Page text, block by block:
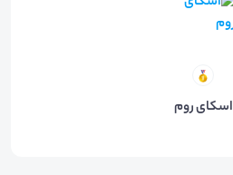
اسکای روم